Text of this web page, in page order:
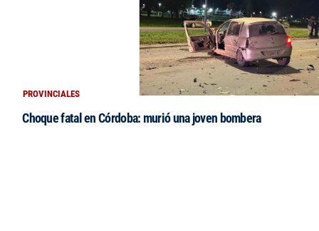
PROVINCIALES
Choque fatal en Córdoba: murió una joven bombera